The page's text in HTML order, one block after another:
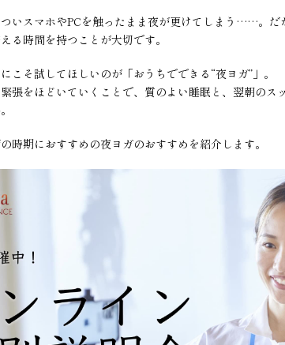
いスマホやPCを触ったまま夜が更けてしまう……。だ
る時間を持つことが大切です。
こそ試してほしいのが「おうちでできる“夜ヨガ”」。
張をほどいていくことで、質のよい睡眠と、翌朝のス
時期におすすめの夜ヨガのおすすめを紹介します。